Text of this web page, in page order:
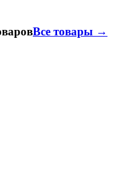
Все товары →